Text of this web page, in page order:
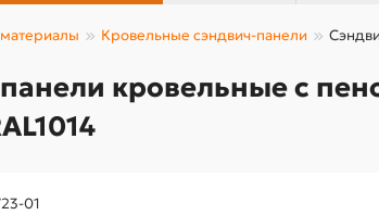
Кровельные сэндвич-панели
кровельные с
01